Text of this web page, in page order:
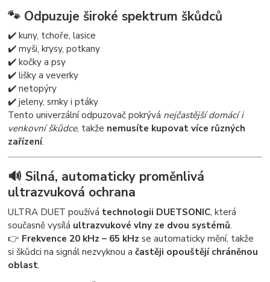
🐾 Odpuzuje široké spektrum škůdců
✔️ kuny, tchoře, lasice
✔️ myši, krysy, potkany
✔️ kočky a psy
✔️ lišky a veverky
✔️ netopýry
✔️ jeleny, srnky i ptáky
Tento univerzální odpuzovač pokrývá nejčastější domácí i
venkovní škůdce, takže nemusíte kupovat více různých
zařízení.
🔊 Silná, automaticky proměnlivá
ultrazvuková ochrana
ULTRA DUET používá technologii DUETSONIC, která
současně vysílá ultrazvukové vlny ze dvou systémů.
👉 Frekvence 20 kHz – 65 kHz se automaticky mění, takže
si škůdci na signál nezvyknou ačastěji opouštějí chráněnou
oblast.